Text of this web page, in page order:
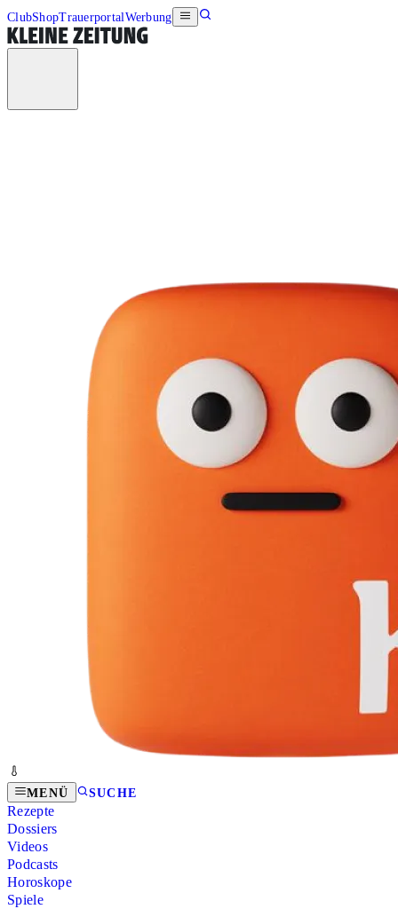
ClubShopTrauerportalWerbung
MENÜ SUCHE
Rezepte
Dossiers
Videos
Podcasts
Horoskope
Spiele